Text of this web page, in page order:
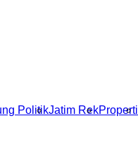
PolitikJatim RekProperti